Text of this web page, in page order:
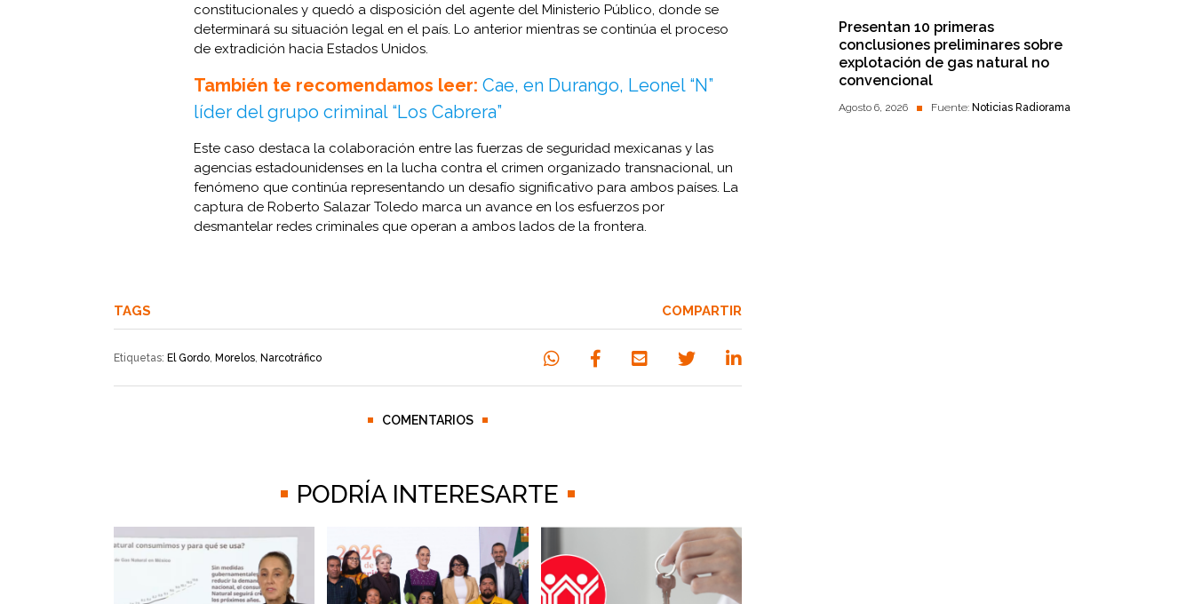
constitucionales y quedó a disposición del agente del Ministerio Público, donde se
determinará su situación legal en el país. Lo anterior mientras se continúa el proceso
de extradición hacia Estados Unidos.
También te recomendamos leer: Cae, en Durango, Leonel “N”
líder del grupo criminal “Los Cabrera”
Este caso destaca la colaboración entre las fuerzas de seguridad mexicanas y las
agencias estadounidenses en la lucha contra el crimen organizado transnacional, un
fenómeno que continúa representando un desafío significativo para ambos países. La
captura de Roberto Salazar Toledo marca un avance en los esfuerzos por
desmantelar redes criminales que operan a ambos lados de la frontera.
TAGS
Etiquetas: El Gordo Morelos Narcotráfico
COMPARTIR
COMENTARIOS
PODRÍA INTERESARTE
Presentan 10 primeras
conclusiones preliminares sobre
explotación de gas natural no
convencional
Agosto 6, 2026 Fuente: Noticias Radiorama